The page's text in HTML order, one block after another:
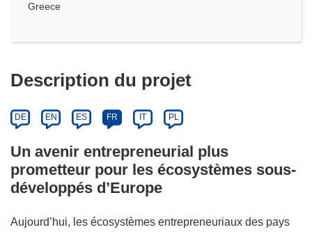
Greece
Description du projet
DE EN ES FR IT PL
Un avenir entrepreneurial plus
prometteur pour les écosystèmes sous-
développés d’Europe
Aujourd’hui, les écosystèmes entrepreneuriaux des pays